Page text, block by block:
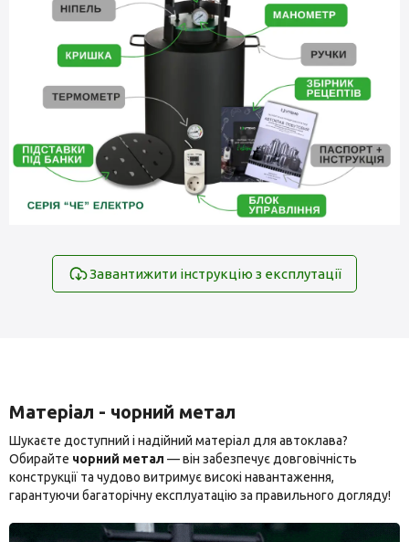
Завантижити інструкцію з експлутації
Матеріал - чорний метал
Шукаєте доступний і надійний матеріал для автоклава?
Обирайте чорний метал — він забезпечує довговічність
конструкції та чудово витримує високі навантаження,
гарантуючи багаторічну експлуатацію за правильного догляду!